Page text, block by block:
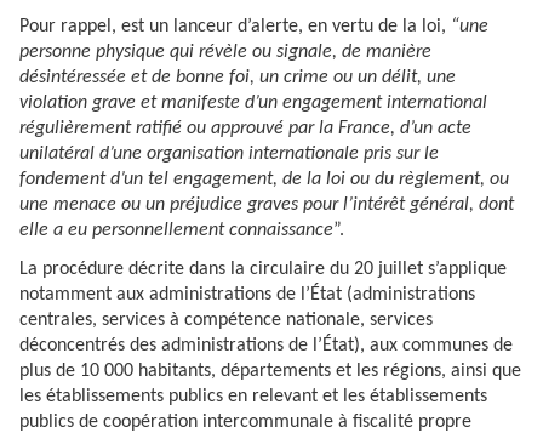
Pour rappel, est un lanceur d’alerte, en vertu de la loi, “une
personne physique qui révèle ou signale, de manière
désintéressée et de bonne foi, un crime ou un délit, une
violation grave et manifeste d’un engagement international
régulièrement ratifié ou approuvé par la France, d’un acte
unilatéral d’une organisation internationale pris sur le
fondement d’un tel engagement, de la loi ou du règlement, ou
une menace ou un préjudice graves pour l’intérêt général, dont
elle a eu personnellement connaissance”.
La procédure décrite dans la circulaire du 20 juillet s’applique
notamment aux administrations de l’État (administrations
centrales, services à compétence nationale, services
déconcentrés des administrations de l’État), aux communes de
plus de 10 000 habitants, départements et les régions, ainsi que
les établissements publics en relevant et les établissements
publics de coopération intercommunale à fiscalité propre